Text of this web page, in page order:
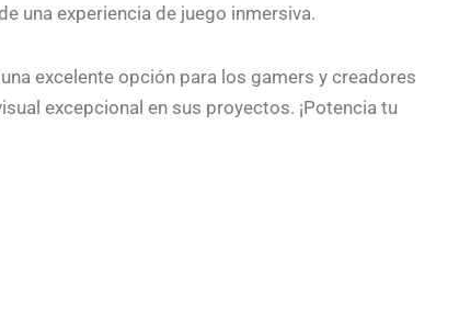
una experiencia de juego inmersiva.
excelente opción para los gamers y creadores
excepcional en sus proyectos. ¡Potencia tu